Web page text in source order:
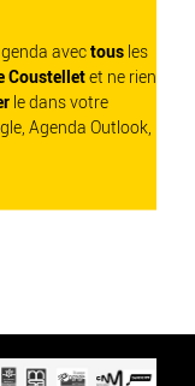
avectous les
Coustelletet ne rien
le dans votre
Agenda Outlook,